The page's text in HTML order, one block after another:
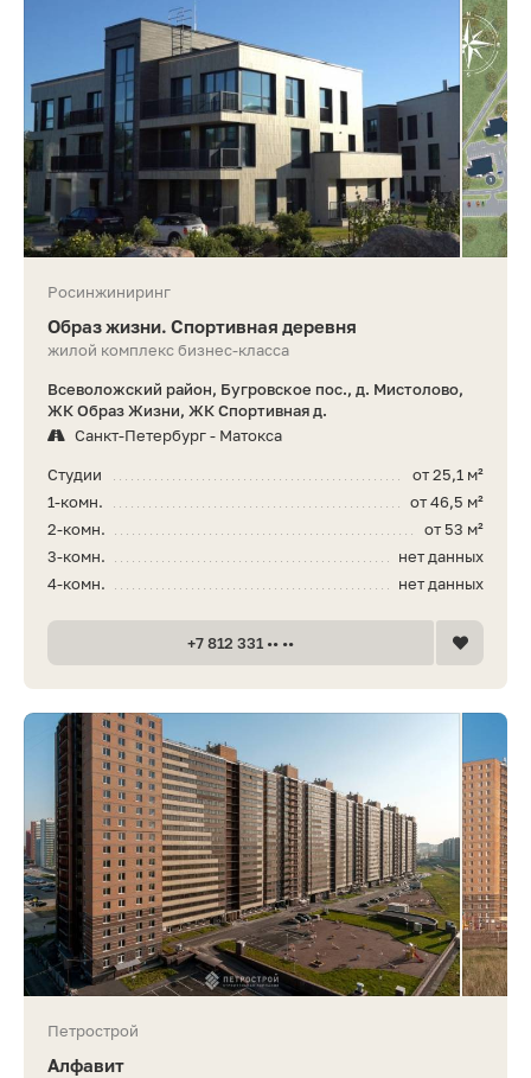
Росинжиниринг
Образ жизни. Спортивная деревня
жилой комплекс бизнес-класса
Всеволожский район, Бугровское пос., д. Мистолово,
ЖК Образ Жизни, ЖК Спортивная д.
Санкт-Петербург - Матокса
от 25,1 м²
Студии
от 46,5 м²
1-комн.
от 53 м²
2-комн.
нет данных
3-комн.
нет данных
4-комн.
+7 812 331 •• ••
Петрострой
Алфавит